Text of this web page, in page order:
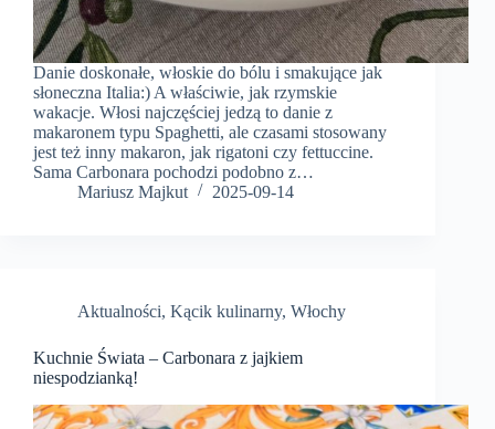
Danie doskonałe, włoskie do bólu i smakujące jak
słoneczna Italia:) A właściwie, jak rzymskie
wakacje. Włosi najczęściej jedzą to danie z
makaronem typu Spaghetti, ale czasami stosowany
jest też inny makaron, jak rigatoni czy fettuccine.
Sama Carbonara pochodzi podobno z…
Mariusz Majkut
2025-09-14
Aktualności, Kącik kulinarny, Włochy
Kuchnie Świata – Carbonara z jajkiem
niespodzianką!